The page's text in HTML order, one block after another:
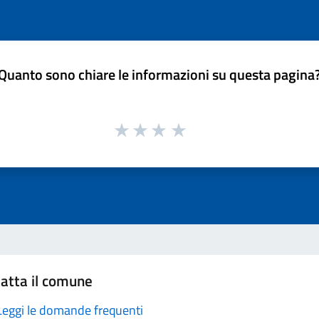
sono chiare le informazioni su questa
il comune
le domande frequenti